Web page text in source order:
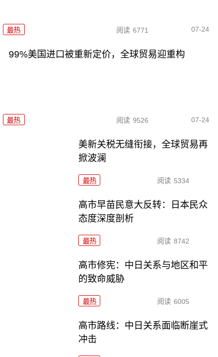
最热 阅读 6771 07-24
99%美国进口被重新定价，全球贸易迎重构
最热 阅读 9526 07-24
美新关税无缝衔接，全球贸易再
掀波澜
最热 阅读 5334
高市早苗民意大反转：日本民众
态度深度剖析
最热 阅读 8742
高市修宪：中日关系与地区和平
的致命威胁
最热 阅读 6005
高市路线：中日关系面临断崖式
冲击